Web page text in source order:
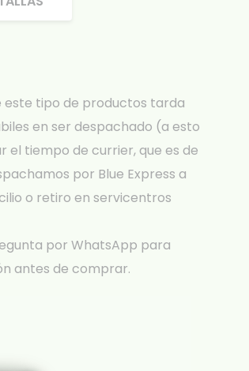
este tipo de productos tarda
en ser despachado (a esto
el tiempo de currier, que es de
por Blue Express a
o retiro en servicentros
por WhatsApp para
antes de comprar.